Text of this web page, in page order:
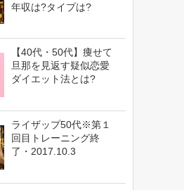
年収は?タイプは?
【40代・50代】痩せて
旦那を見返す疑似恋愛
ダイエット法とは?
ライザップ50代※第１
回目トレーニング終
了・2017.10.3